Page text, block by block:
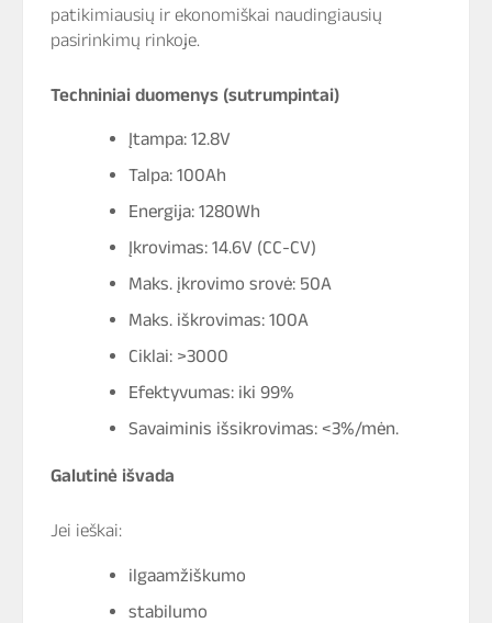
patikimiausių ir ekonomiškai naudingiausių
pasirinkimų rinkoje.
Techniniai duomenys (sutrumpintai)
Įtampa: 12.8V
Talpa: 100Ah
Energija: 1280Wh
Įkrovimas: 14.6V (CC-CV)
Maks. įkrovimo srovė: 50A
Maks. iškrovimas: 100A
Ciklai: >3000
Efektyvumas: iki 99%
Savaiminis išsikrovimas: <3%/mėn.
Galutinė išvada
Jei ieškai:
ilgaamžiškumo
stabilumo